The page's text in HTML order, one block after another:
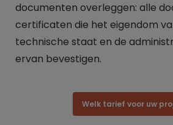
documenten overleggen: alle
certificaten die het eigendom
technische staat en de
ervan bevestigen.
Welk tarief voor uw